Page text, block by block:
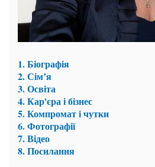
1. Біографія
2. Сім’я
3. Освіта
4. Кар'єра і бізнес
5. Компромат і чутки
6. Фотографії
7. Відео
8. Посилання